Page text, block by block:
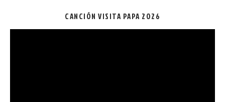
CANCIÓN VISITA PAPA 2026